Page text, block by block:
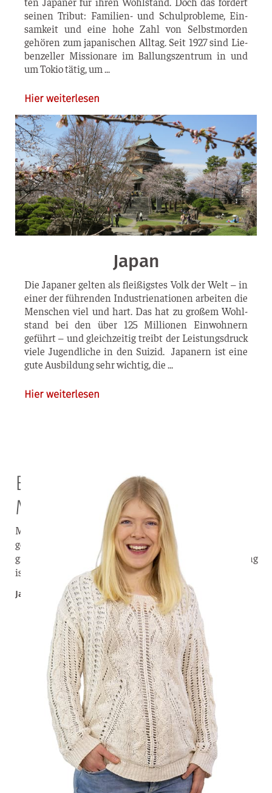
sei­nen Tri­but: Fami­­li­en- und Schul­pro­ble­me, Ein­
sam­keit und eine hohe Zahl von Selbst­mor­den
gehö­ren zum japa­ni­schen All­tag. Seit 1927 sind Lie­
ben­zel­ler Mis­sio­na­re im Bal­lungs­zen­trum in und
um Tokio tätig, um
Hier weiterlesen
Japan
Die Japa­ner gel­ten als flei­ßigs­tes Volk der Welt – in
einer der füh­ren­den Indus­trie­na­tio­nen arbei­ten die
Men­schen viel und hart. Das hat zu gro­ßem Wohl­
stand bei den über 125 Mil­lio­nen Ein­woh­nern
geführt – und gleich­zei­tig treibt der Leis­tungs­druck
vie­le Jugend­li­che in den Sui­zid. Japa­nern ist eine
gute Aus­bil­dung sehr wich­tig, die
Hier weiterlesen
Eine Ermutigung für die
Menschen in Japan
Mehr als die Hälfte meines Lebens habe ich in Japan
gelebt. Die Menschen sind mir ans Herz gewachsen. Es
gibt nur wenige Christen im Land. Unsere Unterstützung
ist eine große Ermutigung für sie.
Jael Stamm – Missionarin